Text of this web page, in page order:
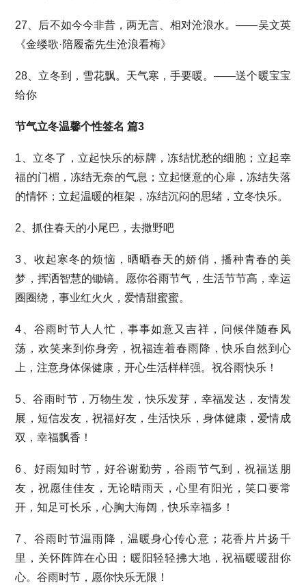
27、后不如今今非昔，两无言、相对沧浪水。——吴文英
《金缕歌·陪履斋先生沧浪看梅》
28、立冬到，雪花飘。天气寒，手要暖。——送个暖宝宝
给你
节气立冬温馨个性签名 篇3
1、立冬了，立起快乐的标牌，冻结忧愁的细胞；立起幸
福的门楣，冻结无奈的气息；立起惬意的心扉，冻结失落
的情怀；立起温暖的框架，冻结沉闷的思绪，立冬快乐。
2、抓住春天的小尾巴，去撒野吧
3、收起寒冬的烦恼，晒晒春天的娇俏，播种青春的美
梦，挥洒智慧的锄镐。愿你谷雨节气，生活节节高，幸运
圈圈绕，事业红火火，爱情甜蜜蜜。
4、谷雨时节人人忙，事事如意又吉祥，问候伴随春风
荡，欢笑来到你身旁，祝福连着春雨降，快乐自然到心
上，注意身体保健康，开心生活样样强。祝谷雨快乐！
5、谷雨时节，万物生发，快乐发芽，幸福发达，友情发
展，短信发友，祝福好友，生活快乐，身体健康，爱情成
双，幸福飘香！
6、好雨知时节，好谷谢勤劳，谷雨节气到，祝福送朋
友，祝愿佳佳友，无论晴雨天，心里有阳光，笑口要常
开，知足可长乐，心胸大海阔，快乐幸福多！
7、谷雨时节温雨降，温暖身心传心意；花香片片扬千
里，关怀阵阵在心田；暖阳轻轻拂大地，祝福暖暖甜你
心。谷雨时节，愿你快乐无限！